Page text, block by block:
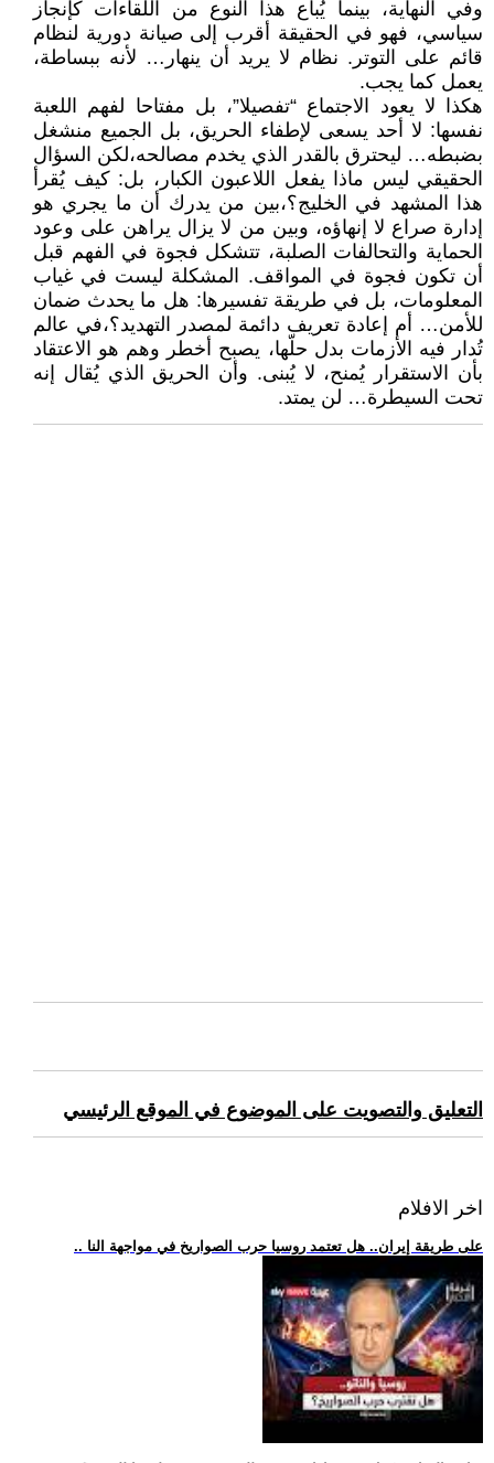
وفي النهاية، بينما يُباع هذا النوع من اللقاءات كإنجاز
سياسي، فهو في الحقيقة أقرب إلى صيانة دورية لنظام
قائم على التوتر. نظام لا يريد أن ينهار… لأنه ببساطة،
يعمل كما يجب.
هكذا لا يعود الاجتماع “تفصيلا”، بل مفتاحا لفهم اللعبة
نفسها: لا أحد يسعى لإطفاء الحريق، بل الجميع منشغل
بضبطه… ليحترق بالقدر الذي يخدم مصالحه،لكن السؤال
الحقيقي ليس ماذا يفعل اللاعبون الكبار، بل: كيف يُقرأ
هذا المشهد في الخليج؟،بين من يدرك أن ما يجري هو
إدارة صراع لا إنهاؤه، وبين من لا يزال يراهن على وعود
الحماية والتحالفات الصلبة، تتشكل فجوة في الفهم قبل
أن تكون فجوة في المواقف. المشكلة ليست في غياب
المعلومات، بل في طريقة تفسيرها: هل ما يحدث ضمان
للأمن… أم إعادة تعريف دائمة لمصدر التهديد؟،في عالم
تُدار فيه الأزمات بدل حلّها، يصبح أخطر وهم هو الاعتقاد
بأن الاستقرار يُمنح، لا يُبنى. وأن الحريق الذي يُقال إنه
تحت السيطرة… لن يمتد.
التعليق والتصويت على الموضوع في الموقع الرئيسي
اخر الافلام
.. على طريقة إيران.. هل تعتمد روسيا حرب الصواريخ في مواجهة النا